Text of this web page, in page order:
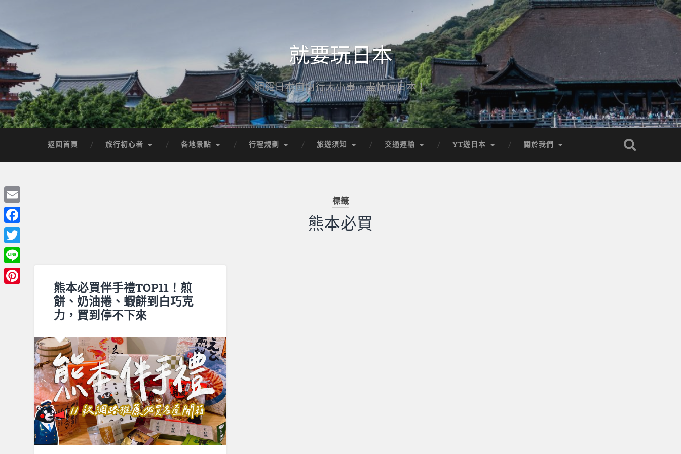
就要玩日本
網羅日本自由行大小事，盡情玩日本！
返回首頁 旅行初心者 各地景點 行程規劃 旅遊須知 交通運輸 YT遊日本 關於我們
標籤
熊本必買
熊本必買伴手禮TOP11！煎
餅、奶油捲、蝦餅到白巧克
力，買到停不下來
Email
Facebook
Twitter
Line